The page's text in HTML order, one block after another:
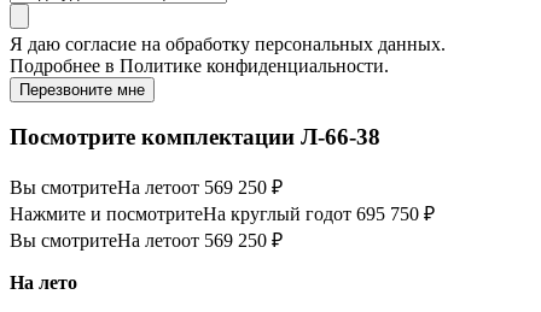
Я даю согласие на обработку персональных данных.
Подробнее в Политике конфиденциальности.
Перезвоните мне
Посмотрите комплектации Л-66-38
Вы смотритеНа летоот 569 250 ₽
Нажмите и посмотритеНа круглый годот 695 750 ₽
Вы смотритеНа летоот 569 250 ₽
На лето